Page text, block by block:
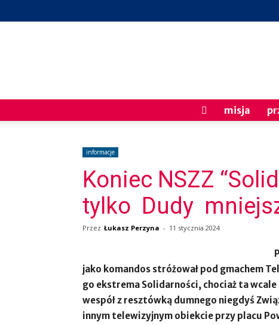
misja
informacje
Koniec NSZZ
tylko Dudy
Przez Łukasz Perzyna - 11 stycznia 2024
jako komandos stróżował pod gmachem
go ekstrema Solidarności, chociaż ta
wespół z resztówką dumnego niegdyś
innym telewizyjnym obiekcie przy placu